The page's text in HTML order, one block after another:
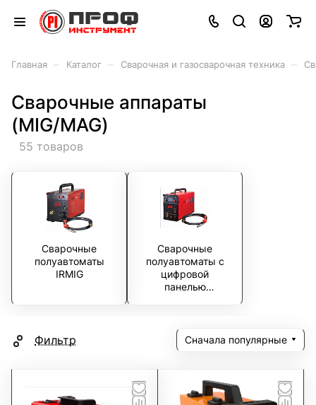
Главная Каталог Сварочная и газосварочная техника
Сварочные аппараты
(MIG/MAG)
55 товаров
Сварочные
полуавтоматы
IRMIG
Сварочные
полуавтоматы с
цифровой
панелью
Фильтр Сначала популярные